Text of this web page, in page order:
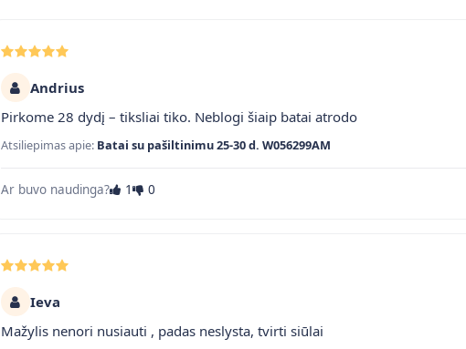
Andrius
Pirkome 28 dydį – tiksliai tiko. Neblogi šiaip batai atrodo
Atsiliepimas apie: Batai su pašiltinimu 25-30 d. W056299AM
Ar buvo naudinga? 1 0
Ieva
Mažylis nenori nusiauti , padas neslysta, tvirti siūlai